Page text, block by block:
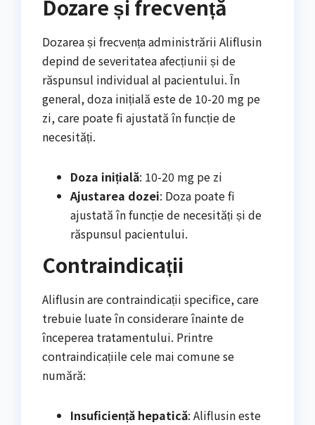
Dozare și frecvență
Dozarea și frecvența administrării Aliflusin
depind de severitatea afecțiunii și de
răspunsul individual al pacientului. În
general, doza inițială este de 10-20 mg pe
zi, care poate fi ajustată în funcție de
necesități.
Doza inițială: 10-20 mg pe zi
Ajustarea dozei: Doza poate fi
ajustată în funcție de necesități și de
răspunsul pacientului.
Contraindicații
Aliflusin are contraindicații specifice, care
trebuie luate în considerare înainte de
începerea tratamentului. Printre
contraindicațiile cele mai comune se
numără:
Insuficiență hepatică: Aliflusin este